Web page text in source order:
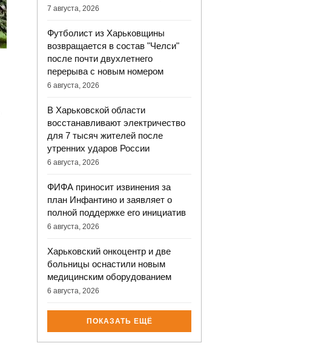
7 августа, 2026
Футболист из Харьковщины
возвращается в состав "Челси"
после почти двухлетнего
перерыва с новым номером
6 августа, 2026
В Харьковской области
восстанавливают электричество
для 7 тысяч жителей после
утренних ударов России
6 августа, 2026
ФИФА приносит извинения за
план Инфантино и заявляет о
полной поддержке его инициатив
6 августа, 2026
Харьковский онкоцентр и две
больницы оснастили новым
медицинским оборудованием
6 августа, 2026
ПОКАЗАТЬ ЕЩЁ